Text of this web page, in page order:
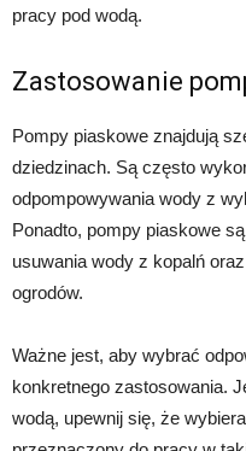
pracy pod wodą.
Zastosowanie
Pompy piaskowe znajdują
dziedzinach. Są często
odpompowywania wody z
Ponadto, pompy piaskowe
usuwania wody z kopalń
ogrodów.
Ważne jest, aby wybrać
konkretnego zastosowania.
wodą, upewnij się, że